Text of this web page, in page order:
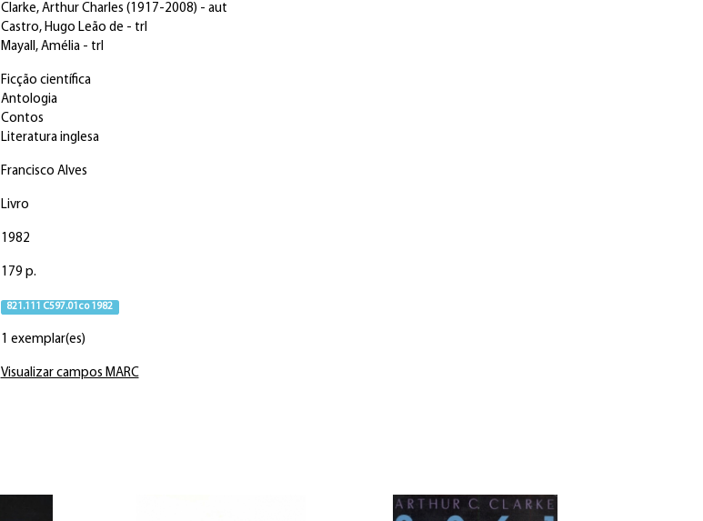
Clarke, Arthur Charles (1917-2008) - aut
Castro, Hugo Leão de - trl
Mayall, Amélia- trl
Ficção científica
Antologia
Contos
Literatura inglesa
Francisco Alves
Livro
1982
179 p.
821.111 C597.01co 1982
1 exemplar(es)
Visualizar campos MARC